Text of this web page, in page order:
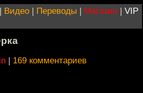
| Видео | Переводы | Магазин | VIP
| 169 комментариев